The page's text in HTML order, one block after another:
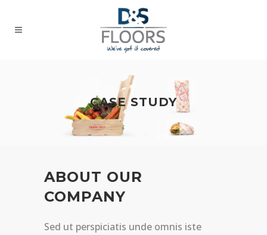
CASE STUDY
ABOUT OUR
COMPANY
Sed ut perspiciatis unde omnis iste